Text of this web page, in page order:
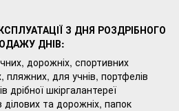
З ДНЯ РОЗДРІБНОГО
ДНІВ:
дорожніх, спортивних
пляжних, для учнів, портфелів
дрібної шкіргалантереї
та дорожніх, папок